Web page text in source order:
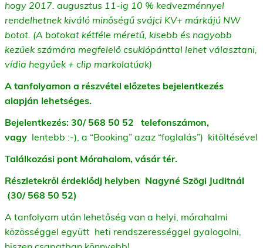
hogy 2017. augusztus 11-ig 10 % kedvezménnyel
rendelhetnek kiváló minőségű svájci KV+ márkájú NW
botot. (A botokat kétféle méretű, kisebb és nagyobb
kezűek számára megfelelő csuklópánttal lehet választani,
vídia hegyűek + clip markolatúak)
A tanfolyamon a részvétel előzetes bejelentkezés
alapján lehetséges.
Bejelentkezés: 30/ 568 50 52 telefonszámon,
vagy lentebb :-), a “Booking” azaz “foglalás”) kitöltésével
Találkozási pont Mórahalom, vásár tér.
Részletekről érdeklődj helyben Nagyné Szögi Juditnál
(30/ 568 50 52)
A tanfolyam után lehetőség van a helyi, mórahalmi
közösséggel együtt heti rendszerességgel gyalogolni,